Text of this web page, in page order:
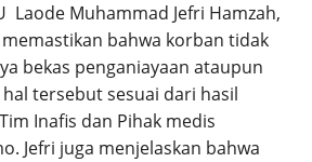
Laode Muhammad Jefri Hamzah,
memastikan bahwa korban tidak
bekas penganiayaan ataupun
tersebut sesuai dari hasil
Inafis dan Pihak medis
Jefri juga menjelaskan bahwa